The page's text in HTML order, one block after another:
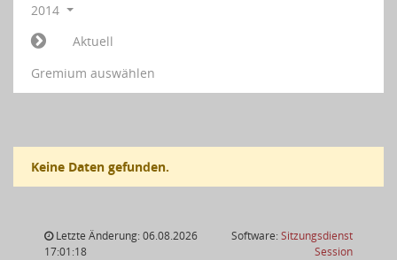
2014
Aktuell
Gremium auswählen
Keine Daten gefunden.
Letzte Änderung: 06.08.2026
17:01:18
Software:Sitzungsdienst
Session(Wird in